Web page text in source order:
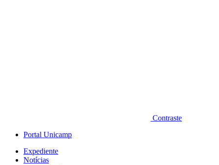
Contraste
Portal Unicamp
Expediente
Notícias